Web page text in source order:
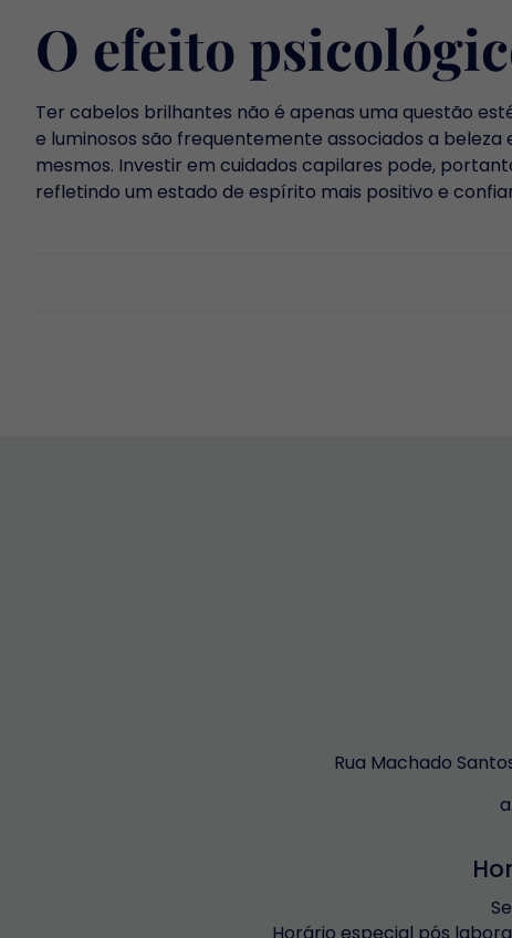
O efeito
Ter cabelos brilhantes não é apenas uma questão
e luminosos são frequentemente associados a
mesmos. Investir em cuidados capilares pode,
refletindo um estado de espírito mais positivo e
Rua Machado
Horário especial pós